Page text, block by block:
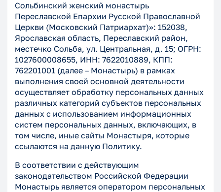
Сольбинский женский монастырь
Переславской Епархии Русской Православной
Церкви (Московский Патриархат)»: 152038,
Ярославская область, Переславский район,
местечко Сольба, ул. Центральная, д. 15; ОГРН:
1027600008655, ИНН: 7622010889, КПП:
762201001 (далее – Монастырь) в рамках
выполнения своей основной деятельности
осуществляет обработку персональных данных
различных категорий субъектов персональных
данных с использованием информационных
систем персональных данных, включающих, в
том числе, иные сайты Монастыря, которые
ссылаются на данную Политику.
В соответствии с действующим
законодательством Российской Федерации
Монастырь является оператором персональных